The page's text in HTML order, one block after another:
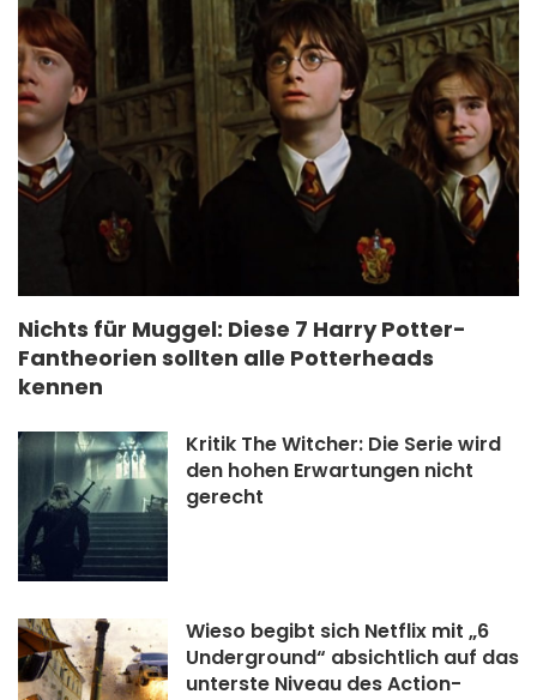
Nichts für Muggel: Diese 7 Harry Potter-
Fantheorien sollten alle Potterheads
kennen
Kritik The Witcher: Die Serie wird
den hohen Erwartungen nicht
gerecht
Wieso begibt sich Netflix mit „6
Underground“ absichtlich auf das
unterste Niveau des Action-